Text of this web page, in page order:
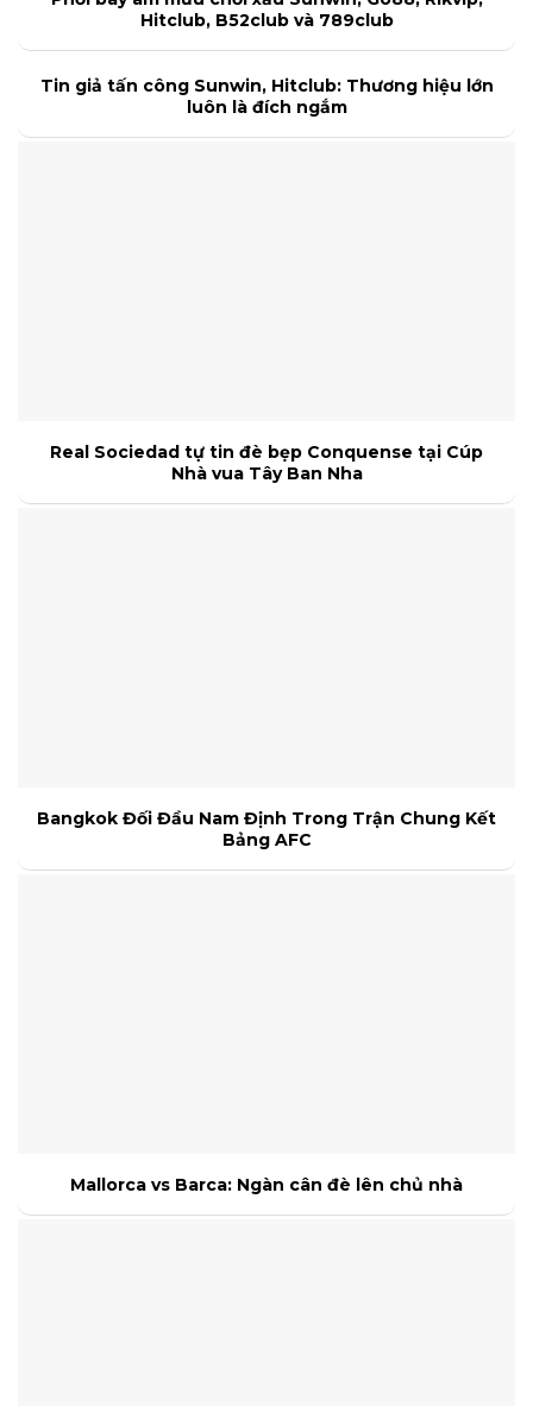
Hitclub, B52club và 789club
Tin giả tấn công Sunwin, Hitclub: Thương hiệu lớn
luôn là đích ngắm
Real Sociedad tự tin đè bẹp Conquense tại Cúp
Nhà vua Tây Ban Nha
Bangkok Đối Đầu Nam Định Trong Trận Chung Kết
Bảng AFC
Mallorca vs Barca: Ngàn cân đè lên chủ nhà